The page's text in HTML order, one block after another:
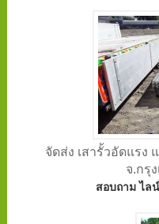
จัดส่ง เสารั้วอัดแรง
จ.กรุ
สอบถาม ไล